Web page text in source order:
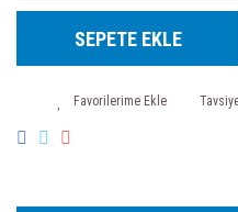
SEPETE EKLE